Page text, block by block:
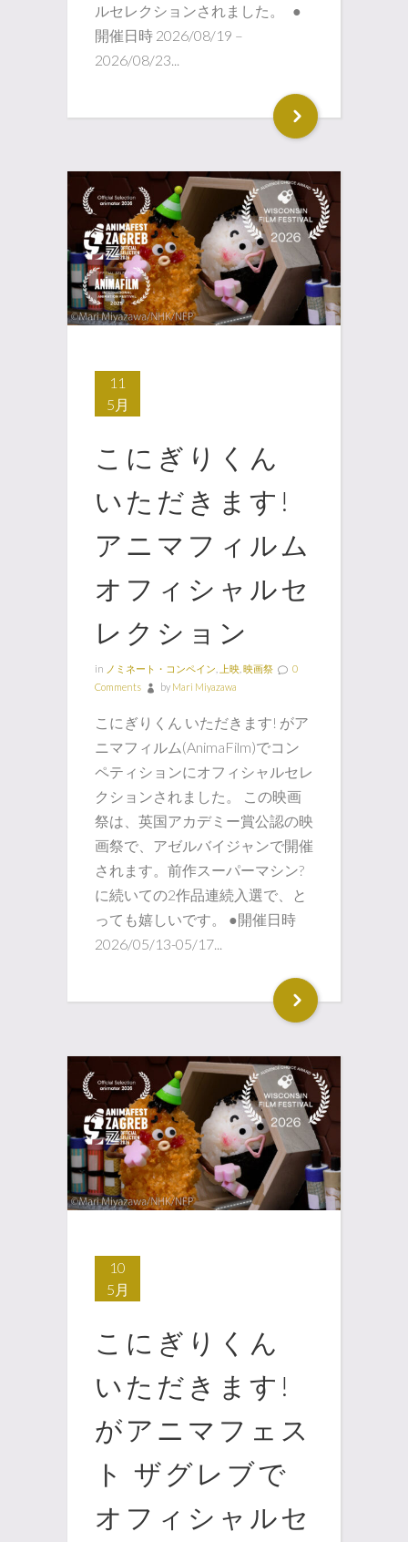
ルセレクションされました。 ●
開催日時 2026/08/19 –
2026/08/23...
11
5月
こにぎりくん
いただきます!
アニマフィルム
オフィシャルセ
レクション
in ノミネート・コンペイン 上映 映画祭
0
Comments
by Mari Miyazawa
こにぎりくん いただきます! がア
ニマフィルム(AnimaFilm)でコン
ペティションにオフィシャルセレ
クションされました。 この映画
祭は、英国アカデミー賞公認の映
画祭で、アゼルバイジャンで開催
されます。前作スーパーマシン?
に続いての2作品連続入選で、と
っても嬉しいです。 ●開催日時
2026/05/13-05/17...
10
5月
こにぎりくん
いただきます!
がアニマフェス
ト ザグレブで
オフィシャルセ